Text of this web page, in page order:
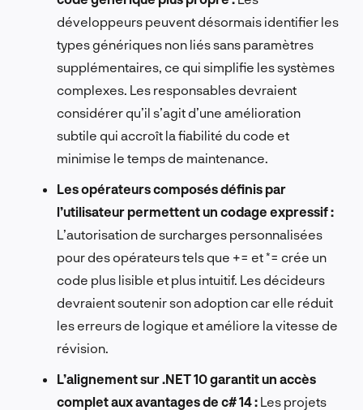
développeurs peuvent désormais identifier les
types génériques non liés sans paramètres
supplémentaires, ce qui simplifie les systèmes
complexes. Les responsables devraient
considérer qu’il s’agit d’une amélioration
subtile qui accroît la fiabilité du code et
minimise le temps de maintenance.
Les opérateurs composés définis par
l’utilisateur permettent un codage expressif :
L’autorisation de surcharges personnalisées
pour des opérateurs tels que += et *= crée un
code plus lisible et plus intuitif. Les décideurs
devraient soutenir son adoption car elle réduit
les erreurs de logique et améliore la vitesse de
révision.
L’alignement sur .NET 10 garantit un accès
complet aux avantages de c# 14 : Les projets